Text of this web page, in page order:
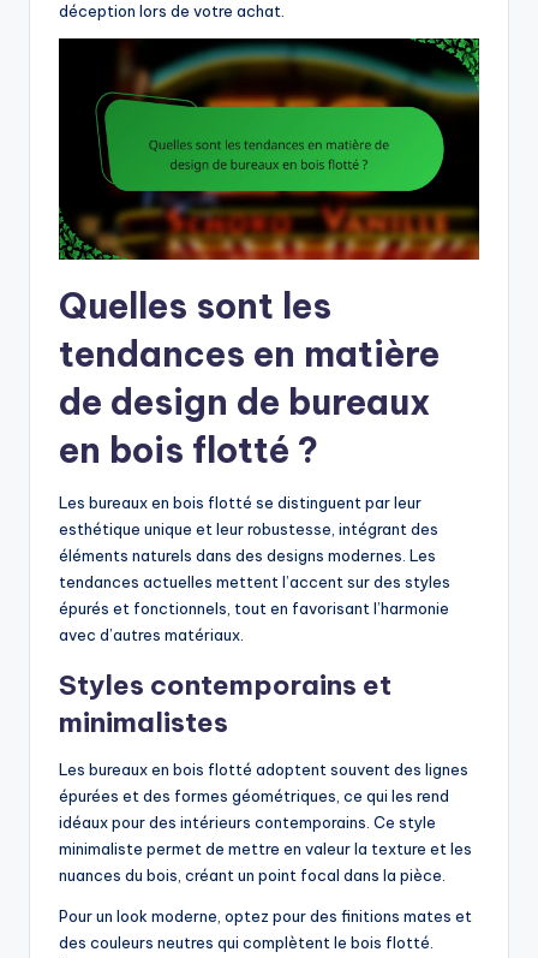
déception lors de votre achat.
Quelles sont les
tendances en matière
de design de bureaux
en bois flotté ?
Les bureaux en bois flotté se distinguent par leur
esthétique unique et leur robustesse, intégrant des
éléments naturels dans des designs modernes. Les
tendances actuelles mettent l’accent sur des styles
épurés et fonctionnels, tout en favorisant l’harmonie
avec d’autres matériaux.
Styles contemporains et
minimalistes
Les bureaux en bois flotté adoptent souvent des lignes
épurées et des formes géométriques, ce qui les rend
idéaux pour des intérieurs contemporains. Ce style
minimaliste permet de mettre en valeur la texture et les
nuances du bois, créant un point focal dans la pièce.
Pour un look moderne, optez pour des finitions mates et
des couleurs neutres qui complètent le bois flotté.